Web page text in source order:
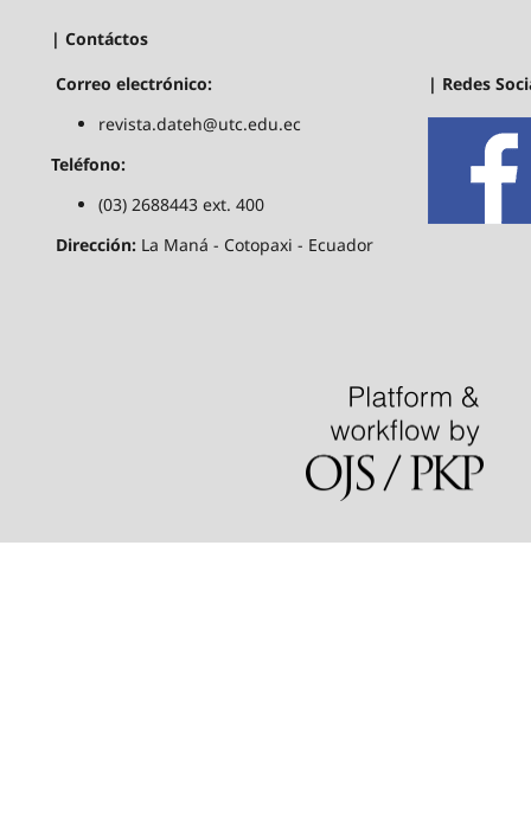
| Contáctos
Correo electrónico:
revista.dateh@utc.edu.ec
Teléfono:
(03) 2688443 ext. 400
Dirección: La Maná - Cotopaxi - Ecuador
| Redes